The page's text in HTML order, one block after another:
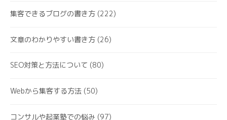
集客できるブログの書き方 (222)
文章のわかりやすい書き方 (26)
SEO対策と方法について (80)
Webから集客する方法 (50)
コンサルや起業塾での悩み (97)